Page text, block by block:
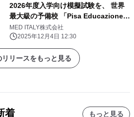
2026年度入学向け模擬試験を、 世界
最大級の予備校 「Pisa Educazione」
と「イタリア医学部予備校」が共同実
施！
MED ITALY株式会社
2025年12月4日 12:30
リリースをもっと見る
着 もっと見る